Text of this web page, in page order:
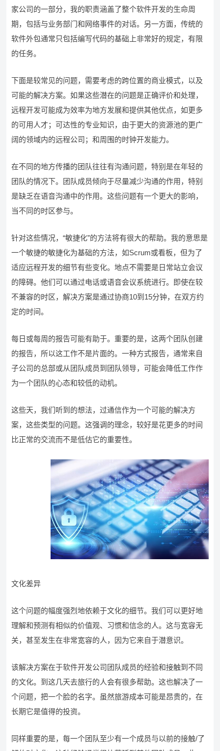
家公司的一部分，我的职责涵盖了整个软件开发的生命周
期，包括与业务部门和网络事件的对话。另一方面，传统的
软件外包通常只包括编写代码的基础上非常好的规定，有限
的任务。
下面是较常见的问题，需要考虑的跨位置的商业模式，以及
可能的解决方案。如果这些潜在的问题是正确评价和处理，
远程开发可能成为效率为地方发展和提供其他优点，如更多
的可用人才；可达性的专业知识，由于更大的资源池的更广
阔的领域内的远程公司；和周围的时钟开发能力。
在不同的地方传播的团队往往有沟通问题，特别是在年轻的
团队的情况下。团队成员倾向于尽量减少沟通的作用，特别
是缺乏在语音沟通中的作用。这些问题有一个更大的影响，
当不同的时区参与。
针对这些情况，“敏捷化”的方法将有很大的帮助。我的意思是
一个敏捷的敏捷化为基础的方法，如Scrum或看板，但为了
适应远程开发的细节有些变化。地点不需要是日常站立会议
的障碍。他们可以通过电话或语音会议系统进行。即使在较
不兼容的时区，解决方案是通过协商10到15分钟，在双方约
定的时间。
每日或每周的报告可能有助于。重要的是，这两个团队创建
的报告，所以这工作不是片面的。一种方式报告，通常来自
子公司的总部或从团队成员到团队领导，可能会降低工作作
为一个团队的心态和较低的动机。
这些天，我们听到的想法，过通信作为一个可能的解决方
案，这些类型的问题。这强调的理念，较好是花更多的时间
比正常的交流而不是低估它的重要性。
文化差异
这个问题的幅度强烈地依赖于文化的细节。我们可以更好地
理解和预测有相似的价值观、习惯和信念的人。这与宽容无
关，甚至发生在非常宽容的人，因为它来自于潜意识。
该解决方案在于软件开发公司团队成员的经验和接触到不同
的文化。到这几天去旅行的人会有很多帮助。这也解决了一
个问题，把一个脸的名字。虽然旅游成本可能是昂贵的，在
长期它是值得的投资。
同样重要的是，每一个团队至少有一个成员与以前的接触/了